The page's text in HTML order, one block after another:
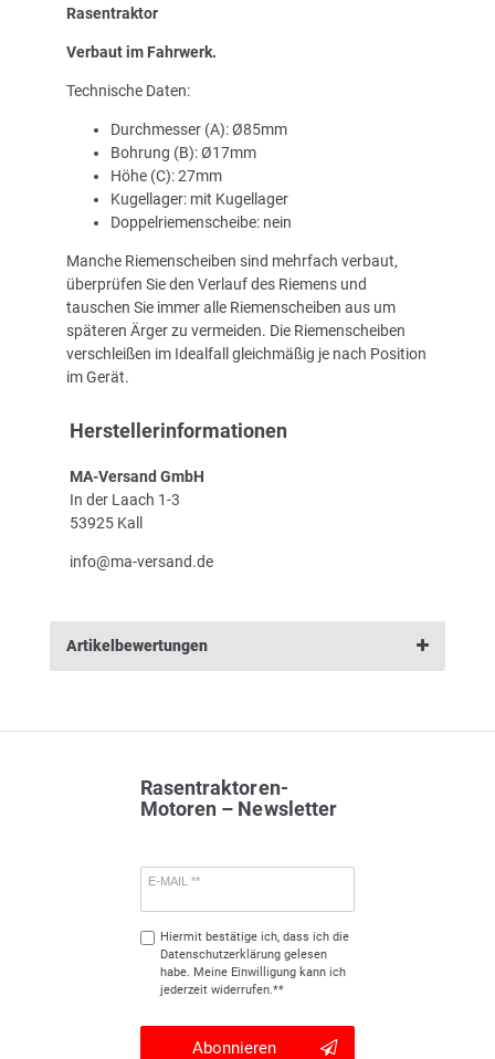
Rasentraktor
Verbaut im Fahrwerk.
Technische Daten:
Durchmesser (A): Ø85mm
Bohrung (B): Ø17mm
Höhe (C): 27mm
Kugellager: mit Kugellager
Doppelriemenscheibe: nein
Manche Riemenscheiben sind mehrfach verbaut,
überprüfen Sie den Verlauf des Riemens und
tauschen Sie immer alle Riemenscheiben aus um
späteren Ärger zu vermeiden. Die Riemenscheiben
verschleißen im Idealfall gleichmäßig je nach Position
im Gerät.
Herstellerinformationen
MA-Versand GmbH
In der Laach 1-3
53925 Kall
info@ma-versand.de
Artikelbewertungen
Rasentraktoren-
Motoren – Newsletter
E-MAIL **
Hiermit bestätige ich, dass ich die
Daten­schutz­erklärunggelesen
habe. Meine Einwilligung kann ich
jederzeit widerrufen.**
Abonnieren